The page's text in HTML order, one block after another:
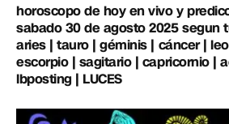
horoscopo de hoy en vivo y
sabado 30 de agosto 2025 segun
aries | tauro | géminis | cáncer |
escorpio | sagitario | capricornio |
lbposting | LUCES